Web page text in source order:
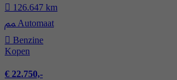
126.647 km
Automaat
Benzine
Kopen
€ 22.750,-